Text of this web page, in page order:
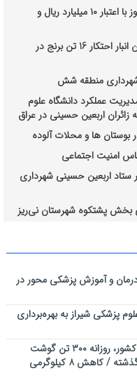
افتتاح واحد سیار کانون پرورش فکری در اوز با اعتبار ۱۰ میلیارد ریال و
اخبار نیروی انتظامی استان فارس / لو رفتن انبار احتکار 16 تن برنج در
منطقه شش
عملکرد دانشگاه علوم
اربعین حسینی در عراق
بوستان ها و محلات آلوده
امنیت اجتماعی
اربعین حسینی شهرداری
بخش پشتکوه شهرستان نی‌ریز
و آموزش پزشکی محور در
پزشکی شیراز به بهره‌برداری
با ۸ مزرعه مادر و بزرگترین کشتارگاه جنوب کشور، روزانه ۳۰۰ تن گوشت
تولید میکنیم / صادرات ۴۷۰۰ تنی در سال گذشته / کاهش ۸ کیلوگرمی